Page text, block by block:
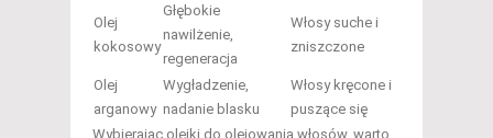
Olej
kokosowy
Głębokie
nawilżenie,
regeneracja
Włosy suche i
zniszczone
Olej
arganowy
Wygładzenie,
nadanie blasku
Włosy kręcone i
puszące się
Wybierając olejki do olejowania włosów, warto